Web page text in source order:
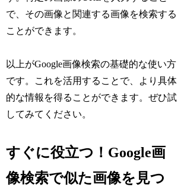
で、その画像と関連する画像を検索する
ことができます。
以上がGoogle画像検索の基礎的な使い方
です。これを活用することで、より具体
的な情報を得ることができます。ぜひ試
してみてください。
すぐに役立つ！Google画
像検索で似た画像を見つ